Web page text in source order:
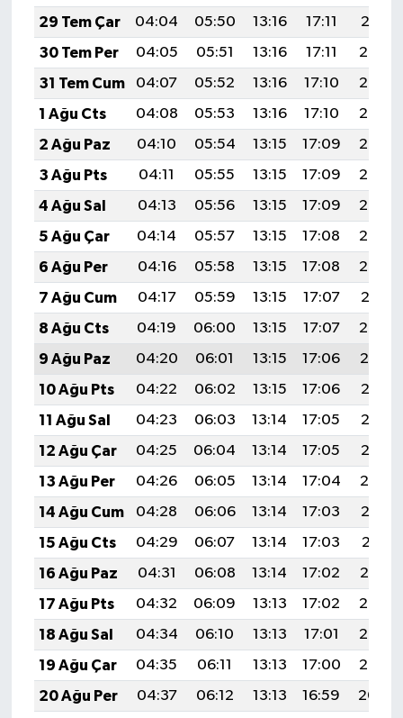
29 Tem Çar
04:04 05:50 13:16 17:11
20:31
30 Tem Per
04:05 05:51 13:16 17:11
20:30
31 Tem Cum
04:07 05:52 13:16 17:10
20:29
1 Ağu Cts
04:08 05:53 13:16 17:10
20:28
2 Ağu Paz
04:10 05:54 13:15 17:09
20:27
3 Ağu Pts
04:11 05:55 13:15 17:09
20:26
4 Ağu Sal
04:13 05:56 13:15 17:09
20:25
5 Ağu Çar
04:14 05:57 13:15 17:08
20:24
6 Ağu Per
04:16 05:58 13:15 17:08
20:23
7 Ağu Cum
04:17 05:59 13:15 17:07
20:21
8 Ağu Cts
04:19 06:00 13:15 17:07
20:20
9 Ağu Paz
04:20 06:01 13:15 17:06
20:19
10 Ağu Pts
04:22 06:02 13:15 17:06
20:18
11 Ağu Sal
04:23 06:03 13:14 17:05
20:16
12 Ağu Çar
04:25 06:04 13:14 17:05
20:15
13 Ağu Per
04:26 06:05 13:14 17:04
20:14
14 Ağu Cum
04:28 06:06 13:14 17:03
20:12
15 Ağu Cts
04:29 06:07 13:14 17:03
20:11
16 Ağu Paz
04:31 06:08 13:14 17:02
20:10
17 Ağu Pts
04:32 06:09 13:13 17:02
20:08
18 Ağu Sal
04:34 06:10 13:13 17:01
20:07
19 Ağu Çar
04:35 06:11 13:13 17:00
20:05
20 Ağu Per
04:37 06:12 13:13 16:59
20:04